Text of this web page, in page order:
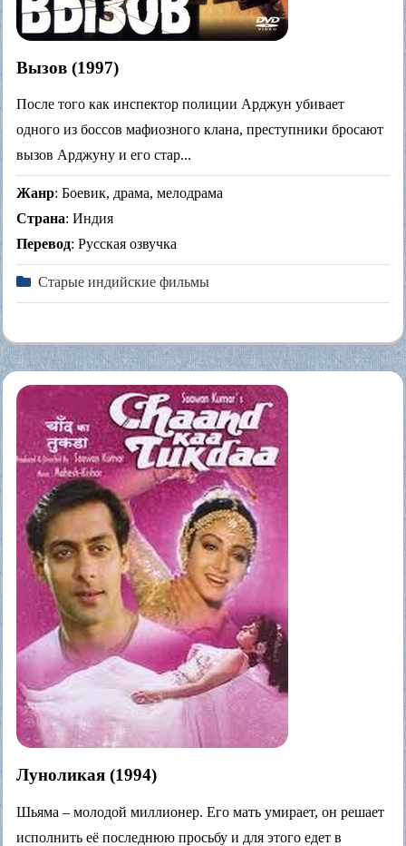
Вызов (1997)
После того как инспектор полиции Арджун убивает
одного из боссов мафиозного клана, преступники бросают
вызов Арджуну и его стар...
Жанр: Боевик, драма, мелодрама
Страна: Индия
Перевод: Русская озвучка
Старые индийские фильмы
Луноликая (1994)
Шьяма – молодой миллионер. Его мать умирает, он решает
исполнить её последнюю просьбу и для этого едет в